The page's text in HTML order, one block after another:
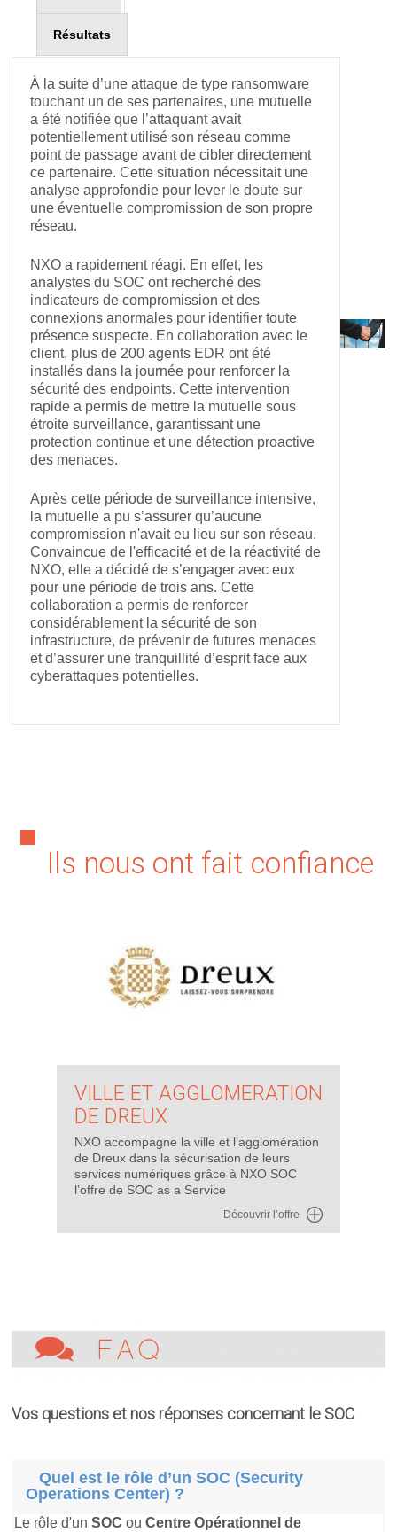
Résultats
À la suite d’une attaque de type ransomware
touchant un de ses partenaires, une mutuelle
a été notifiée que l’attaquant avait
potentiellement utilisé son réseau comme
point de passage avant de cibler directement
ce partenaire. Cette situation nécessitait une
analyse approfondie pour lever le doute sur
une éventuelle compromission de son propre
réseau.
NXO a rapidement réagi. En effet, les
analystes du SOC ont recherché des
indicateurs de compromission et des
connexions anormales pour identifier toute
présence suspecte. En collaboration avec le
client, plus de 200 agents EDR ont été
installés dans la journée pour renforcer la
sécurité des endpoints. Cette intervention
rapide a permis de mettre la mutuelle sous
étroite surveillance, garantissant une
protection continue et une détection proactive
des menaces.
Après cette période de surveillance intensive,
la mutuelle a pu s’assurer qu’aucune
compromission n'avait eu lieu sur son réseau.
Convaincue de l'efficacité et de la réactivité de
NXO, elle a décidé de s’engager avec eux
pour une période de trois ans. Cette
collaboration a permis de renforcer
considérablement la sécurité de son
infrastructure, de prévenir de futures menaces
et d’assurer une tranquillité d’esprit face aux
cyberattaques potentielles.
Ils nous ont fait confiance
VILLE ET AGGLOMERATION
DE DREUX
NXO accompagne la ville et l’agglomération
de Dreux dans la sécurisation de leurs
services numériques grâce à NXO SOC
l’offre de SOC as a Service
Découvrir l’offre
Vos questions et nos réponses concernant le SOC
Quel est le rôle d’un SOC (Security
Operations Center) ?
Le rôle d'unSOC ouCentre Opérationnel de